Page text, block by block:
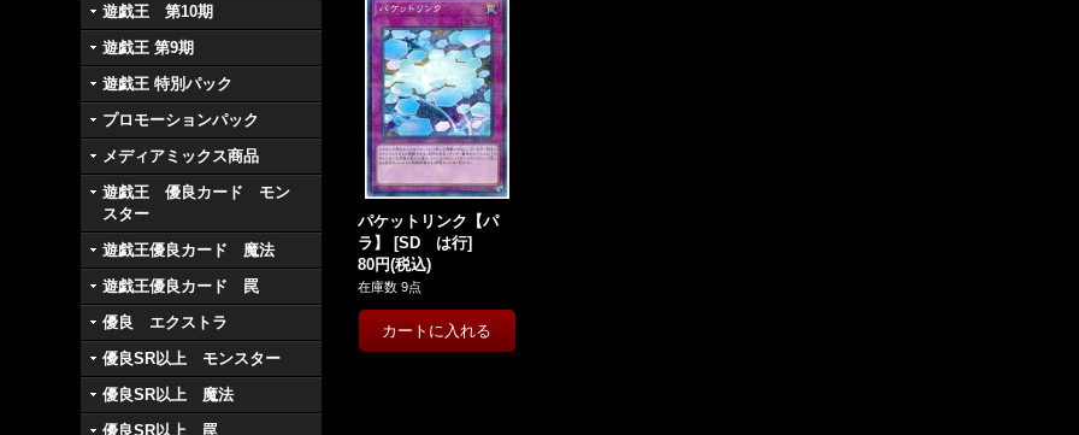
遊戯王 第10期
遊戯王 第9期
遊戯王 特別パック
プロモーションパック
メディアミックス商品
遊戯王 優良カード モン
スター
遊戯王優良カード 魔法
遊戯王優良カード 罠
優良 エクストラ
優良SR以上 モンスター
優良SR以上 魔法
優良SR以上 罠
パケットリンク【パ
ラ】
[SD は行]
80円(税込)
在庫数 9点